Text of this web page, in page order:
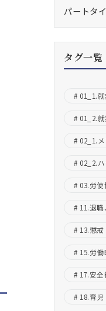
パートタ
タグ一覧
01_1.
01_2.
02_1.
02_2.
03.労使
11.退職
13.懲戒
15.労働
17.安
18.育児